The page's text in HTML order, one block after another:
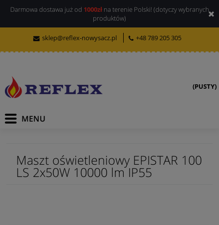
Darmowa dostawa już od 1000złna terenie Polski! (dotyczy wybranych
produktów)
sklep@reflex-nowysacz.pl +48 789 205 305
(PUSTY)
Maszt oświetleniowy EPISTAR 100
LS 2x50W 10000 lm IP55